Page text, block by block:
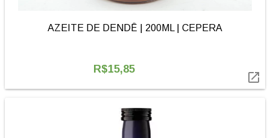
AZEITE DE DENDÊ | 200ML | CEPERA
R$15,85
